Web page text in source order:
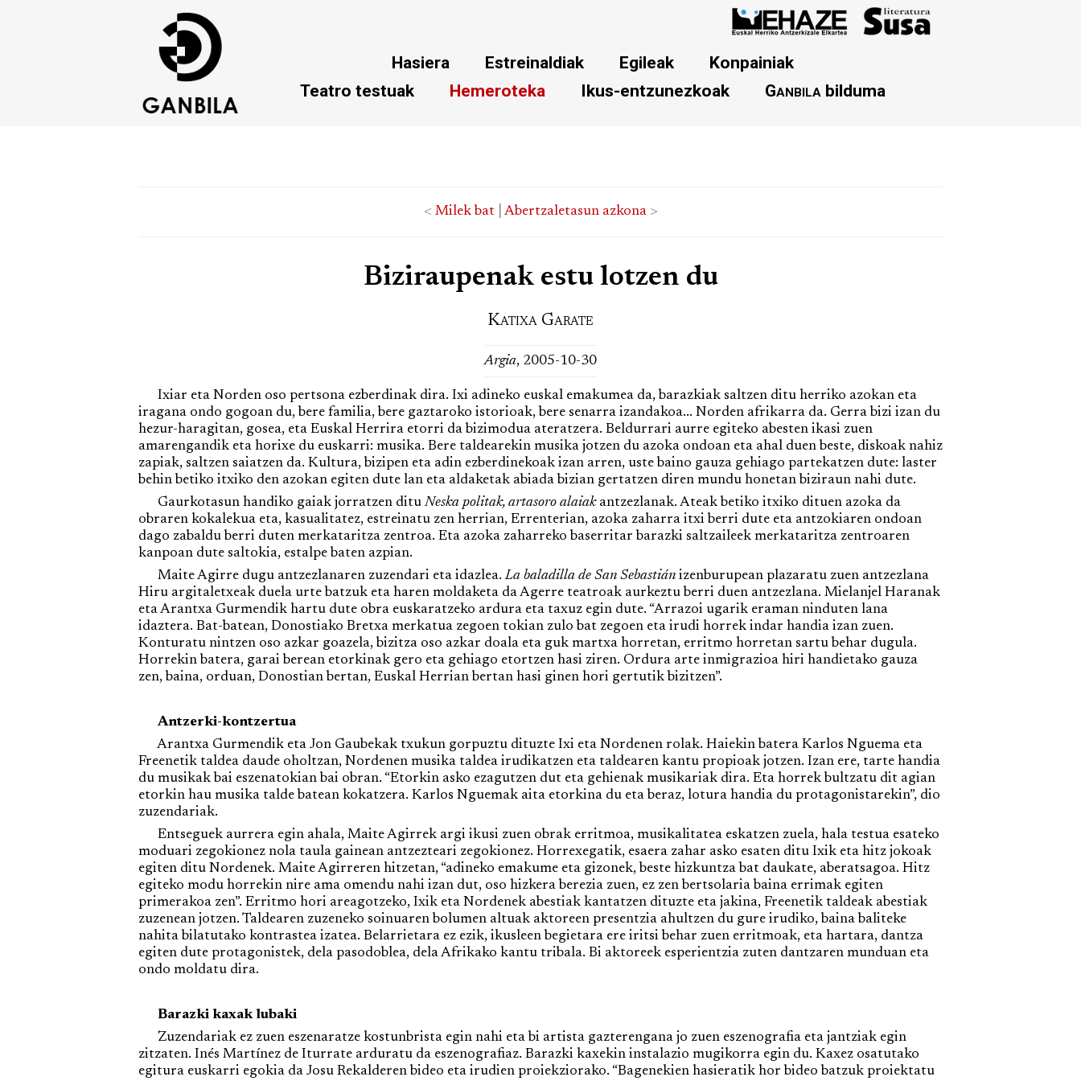
Hasiera Estreinaldiak Egileak
Konpainiak
Teatro testuak
Hemeroteka Ikus-entzunezkoak Ganbila bilduma
< Milek bat| Abertzaletasun azkona>
Biziraupenak estu lotzen du
Katixa Garate
Argia, 2005-10-30
Ixiar eta Norden oso pertsona ezberdinak dira. Ixi adineko euskal emakumea da, barazkiak saltzen ditu herriko azokan eta
iragana ondo gogoan du, bere familia, bere gaztaroko istorioak, bere senarra izandakoa... Norden afrikarra da. Gerra bizi izan du
hezur-haragitan, gosea, eta Euskal Herrira etorri da bizimodua ateratzera. Beldurrari aurre egiteko abesten ikasi zuen
amarengandik eta horixe du euskarri: musika. Bere taldearekin musika jotzen du azoka ondoan eta ahal duen beste, diskoak nahiz
zapiak, saltzen saiatzen da. Kultura, bizipen eta adin ezberdinekoak izan arren, uste baino gauza gehiago partekatzen dute: laster
behin betiko itxiko den azokan egiten dute lan eta aldaketak abiada bizian gertatzen diren mundu honetan biziraun nahi dute.
Gaurkotasun handiko gaiak jorratzen ditu Neska politak, artasoro alaiakantzezlanak. Ateak betiko itxiko dituen azoka da
obraren kokalekua eta, kasualitatez, estreinatu zen herrian, Errenterian, azoka zaharra itxi berri dute eta antzokiaren ondoan
dago zabaldu berri duten merkataritza zentroa. Eta azoka zaharreko baserritar barazki saltzaileek merkataritza zentroaren
kanpoan dute saltokia, estalpe baten azpian.
Maite Agirre dugu antzezlanaren zuzendari eta idazlea.La baladilla de San Sebastián izenburupean plazaratu zuen antzezlana
Hiru argitaletxeak duela urte batzuk eta haren moldaketa da Agerre teatroak aurkeztu berri duen antzezlana. Mielanjel Haranak
eta Arantxa Gurmendik hartu dute obra euskaratzeko ardura eta taxuz egin dute. “Arrazoi ugarik eraman ninduten lana
idaztera. Bat-batean, Donostiako Bretxa merkatua zegoen tokian zulo bat zegoen eta irudi horrek indar handia izan zuen.
Konturatu nintzen oso azkar goazela, bizitza oso azkar doala eta guk martxa horretan, erritmo horretan sartu behar dugula.
Horrekin batera, garai berean etorkinak gero eta gehiago etortzen hasi ziren. Ordura arte inmigrazioa hiri handietako gauza
zen, baina, orduan, Donostian bertan, Euskal Herrian bertan hasi ginen hori gertutik bizitzen”.
Antzerki-kontzertua
Arantxa Gurmendik eta Jon Gaubekak txukun gorpuztu dituzte Ixi eta Nordenen rolak. Haiekin batera Karlos Nguema eta
Freenetik taldea daude oholtzan, Nordenen musika taldea irudikatzen eta taldearen kantu propioak jotzen. Izan ere, tarte handia
du musikak bai eszenatokian bai obran. “Etorkin asko ezagutzen dut eta gehienak musikariak dira. Eta horrek bultzatu dit agian
etorkin hau musika talde batean kokatzera. Karlos Nguemak aita etorkina du eta beraz, lotura handia du protagonistarekin”, dio
zuzendariak.
Entseguek aurrera egin ahala, Maite Agirrek argi ikusi zuen obrak erritmoa, musikalitatea eskatzen zuela, hala testua esateko
moduari zegokionez nola taula gainean antzezteari zegokionez. Horrexegatik, esaera zahar asko esaten ditu Ixik eta hitz jokoak
egiten ditu Nordenek. Maite Agirreren hitzetan, “adineko emakume eta gizonek, beste hizkuntza bat daukate, aberatsagoa. Hitz
egiteko modu horrekin nire ama omendu nahi izan dut, oso hizkera berezia zuen, ez zen bertsolaria baina errimak egiten
primerakoa zen”. Erritmo hori areagotzeko, Ixik eta Nordenek abestiak kantatzen dituzte eta jakina, Freenetik taldeak abestiak
zuzenean jotzen. Taldearen zuzeneko soinuaren bolumen altuak aktoreen presentzia ahultzen du gure irudiko, baina baliteke
nahita bilatutako kontrastea izatea. Belarrietara ez ezik, ikusleen begietara ere iritsi behar zuen erritmoak, eta hartara, dantza
egiten dute protagonistek, dela pasodoblea, dela Afrikako kantu tribala. Bi aktoreek esperientzia zuten dantzaren munduan eta
ondo moldatu dira.
Barazki kaxak lubaki
Zuzendariak ez zuen eszenaratze kostunbrista egin nahi eta bi artista gazterengana jo zuen eszenografia eta jantziak egin
zitzaten. Inés Martínez de Iturrate arduratu da eszenografiaz. Barazki kaxekin instalazio mugikorra egin du. Kaxez osatutako
egitura euskarri egokia da Josu Rekalderen bideo eta irudien proiekziorako. “Bagenekien hasieratik hor bideo batzuk proiektatu